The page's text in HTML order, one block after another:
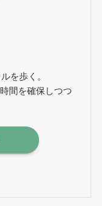
を歩く。
間を確保しつつ